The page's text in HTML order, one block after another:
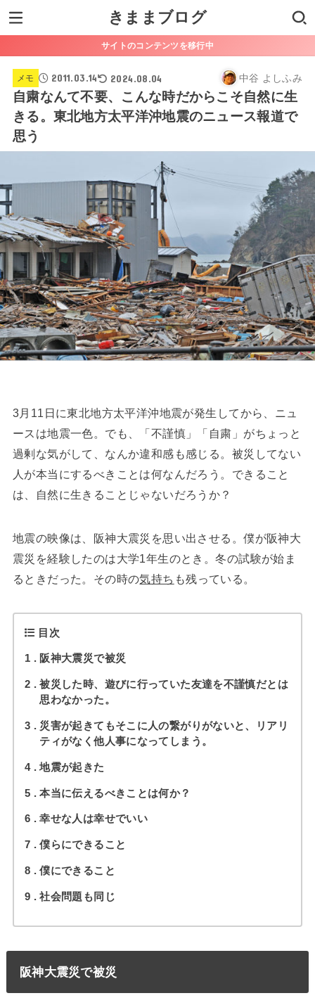
きままブログ
サイトのコンテンツを移行中
メモ 2011.03.14 2024.08.04 中谷 よしふみ
自粛なんて不要、こんな時だからこそ自然に生
きる。東北地方太平洋沖地震のニュース報道で
思う
3月11日に東北地方太平洋沖地震が発生してから、ニュ
ースは地震一色。でも、「不謹慎」「自粛」がちょっと
過剰な気がして、なんか違和感も感じる。被災してない
人が本当にするべきことは何なんだろう。できること
は、自然に生きることじゃないだろうか？
地震の映像は、阪神大震災を思い出させる。僕が阪神大
震災を経験したのは大学1年生のとき。冬の試験が始ま
るときだった。その時の気持ち も残っている。
目次
1 阪神大震災で被災
2
被災した時、遊びに行っていた友達を不謹慎だとは
思わなかった。
3
災害が起きてもそこに人の繋がりがないと、リアリ
ティがなく他人事になってしまう。
4 地震が起きた
5 本当に伝えるべきことは何か？
6 幸せな人は幸せでいい
7 僕らにできること
8 僕にできること
9 社会問題も同じ
阪神大震災で被災